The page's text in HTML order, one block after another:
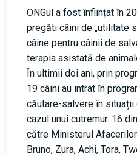
ONGul a fost înființat în
pregăti câini de „utilitate
câine pentru câinii de
terapia asistată de
În ultimii doi ani, prin
19 câini au intrat în
căutare-salvere în situații
cazul unui cutremur. 16
către Ministerul
Bruno, Zura, Achi, Tora,